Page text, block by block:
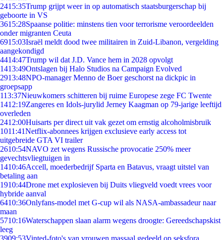
2415:35Trump grijpt weer in op automatisch staatsburgerschap bij
geboorte in VS
3615:28Spaanse politie: minstens tien voor terrorisme veroordeelden
onder migranten Ceuta
6915:03Israël meldt dood twee militairen in Zuid-Libanon, vergelding
aangekondigd
4414:47Trump wil dat J.D. Vance hem in 2028 opvolgt
1413:49Ontslagen bij Halo Studios na Campaign Evolved
2913:48NPO-manager Menno de Boer geschorst na dickpic in
groepsapp
113:37Nieuwkomers schitteren bij ruime Europese zege FC Twente
1412:19Zangeres en Idols-jurylid Jerney Kaagman op 79-jarige leeftijd
overleden
2412:00Huisarts per direct uit vak gezet om ernstig alcoholmisbruik
1011:41Netflix-abonnees krijgen exclusieve early access tot
uitgebreide GTA VI trailer
2610:54NAVO zet wegens Russische provocatie 250% meer
gevechtsvliegtuigen in
1410:46Accell, moederbedrijf Sparta en Batavus, vraagt uitstel van
betaling aan
1910:44Drone met explosieven bij Duits vliegveld voedt vrees voor
hybride aanval
6410:36Onlyfans-model met G-cup wil als NASA-ambassadeur naar
maan
5710:16Waterschappen slaan alarm wegens droogte: Gereedschapskist
leeg
3909:53Vinted-foto's van vrouwen massaal gedeeld op seksfora